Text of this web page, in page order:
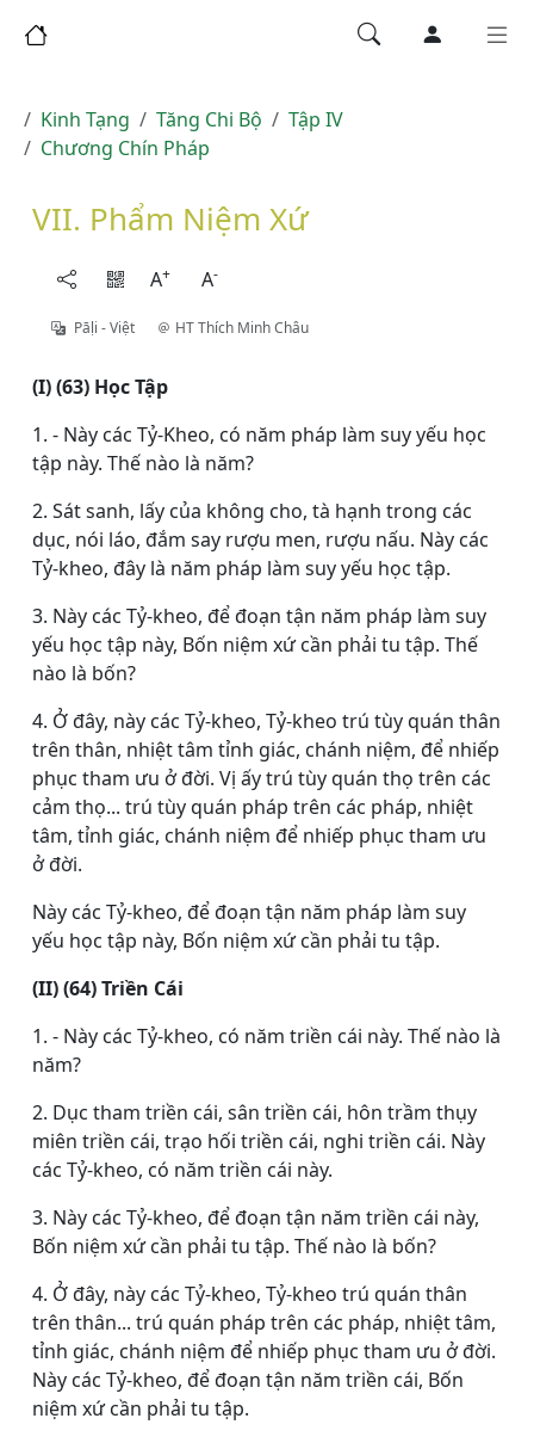
Kinh Tạng Tăng Chi Bộ
Tập IV
Chương Chín Pháp
VII. Phẩm Niệm Xứ
A+ A-
Pāḷi - Việt HT Thích Minh Châu
(I) (63) Học Tập
1. - Này các Tỷ-Kheo, có năm pháp làm suy yếu học
tập này. Thế nào là năm?
2. Sát sanh, lấy của không cho, tà hạnh trong các
dục, nói láo, đắm say rượu men, rượu nấu. Này các
Tỷ-kheo, đây là năm pháp làm suy yếu học tập.
3. Này các Tỷ-kheo, để đoạn tận năm pháp làm suy
yếu học tập này, Bốn niệm xứ cần phải tu tập. Thế
nào là bốn?
4. Ở đây, này các Tỷ-kheo, Tỷ-kheo trú tùy quán thân
trên thân, nhiệt tâm tỉnh giác, chánh niệm, để nhiếp
phục tham ưu ở đời. Vị ấy trú tùy quán thọ trên các
cảm thọ... trú tùy quán pháp trên các pháp, nhiệt
tâm, tỉnh giác, chánh niệm để nhiếp phục tham ưu
ở đời.
Này các Tỷ-kheo, để đoạn tận năm pháp làm suy
yếu học tập này, Bốn niệm xứ cần phải tu tập.
(II) (64) Triền Cái
1. - Này các Tỷ-kheo, có năm triền cái này. Thế nào là
năm?
2. Dục tham triền cái, sân triền cái, hôn trầm thụy
miên triền cái, trạo hối triền cái, nghi triền cái. Này
các Tỷ-kheo, có năm triền cái này.
3. Này các Tỷ-kheo, để đoạn tận năm triền cái này,
Bốn niệm xứ cần phải tu tập. Thế nào là bốn?
4. Ở đây, này các Tỷ-kheo, Tỷ-kheo trú quán thân
trên thân... trú quán pháp trên các pháp, nhiệt tâm,
tỉnh giác, chánh niệm để nhiếp phục tham ưu ở đời.
Này các Tỷ-kheo, để đoạn tận năm triền cái, Bốn
niệm xứ cần phải tu tập.